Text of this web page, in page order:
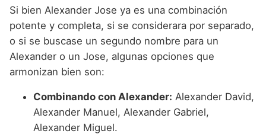
Si bien Alexander Jose ya es una combinación
potente y completa, si se considerara por separado,
o si se buscase un segundo nombre para un
Alexander o un Jose, algunas opciones que
armonizan bien son:
Combinando con Alexander: Alexander David,
Alexander Manuel, Alexander Gabriel,
Alexander Miguel.